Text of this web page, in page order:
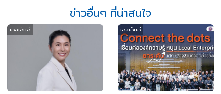
ข่าวอื่นๆ ที่น่าสนใจ
เอสเอ็มอี เอสเอ็มอี